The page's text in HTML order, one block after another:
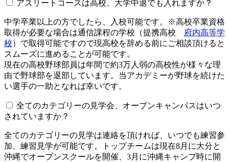
アスリートコースは高校、大学中退でも入れますか？
中学卒業以上の方でしたら、入校可能です。※高校卒業資格
取得が必要な場合は通信課程の学校（提携高校
府内高等学
校）で取得可能ですので現高校を辞める前にご相談頂けると
スムーズに進めることが可能です。
現在の高校野球部員は年間で約3万人弱の高校性が様々な理
由で野球部を退部しています。当アカデミーが野球を続けた
い選手の一助となれば幸いです。
全てのカテゴリーの見学会、オープンキャンパスはいつ
されていますか？​​​​​
全てのカテゴリーの見学は連絡を頂ければ、いつでも練習参
加、練習見学が可能です。トップチームは現在8月に大分と
沖縄でオープンスクールを開催、3月に沖縄キャンプ時に開